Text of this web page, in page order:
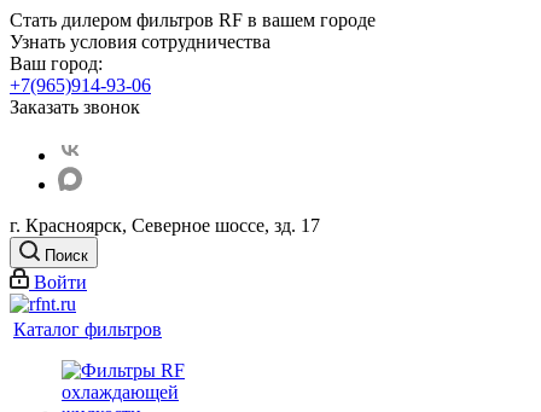
Стать дилером фильтров RF в вашем городе
Узнать условия сотрудничества
Ваш город:
+7(965)914-93-06
Заказать звонок
г. Красноярск, Северное шоссе, зд. 17
Поиск
Войти
Каталог фильтров